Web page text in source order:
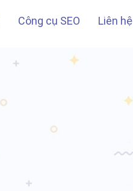
Công cụ SEO Liên hệ